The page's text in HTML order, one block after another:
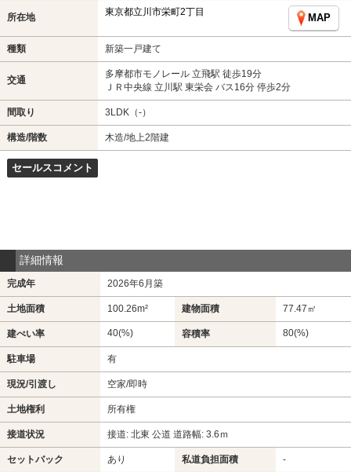
所在地 東京都立川市栄町2丁目
MAP
種類 新築一戸建て
交通
多摩都市モノレール 立飛駅 徒歩19分
ＪＲ中央線 立川駅 東栄会 バス16分 停歩2分
間取り 3LDK（-）
構造/階数 木造/地上2階建
セールスコメント
詳細情報
完成年 2026年6月築
土地面積 100.26m² 建物面積 77.47㎡
建ぺい率 40(%) 容積率 80(%)
駐車場 有
現況/引渡し 空家/即時
土地権利 所有権
接道状況 接道: 北東 公道 道路幅: 3.6ｍ
セットバック あり 私道負担面積 -